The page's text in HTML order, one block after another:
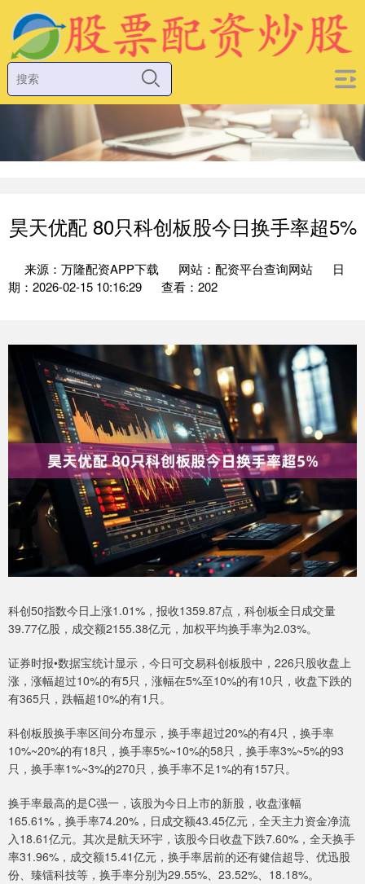
昊天优配 80只科创板股今日换手率超5%
来源：万隆配资APP下载 网站：配资平台查询网站
日
期：2026-02-15 10:16:29
查看：202
科创50指数今日上涨1.01%，报收1359.87点，科创板全日成交量
39.77亿股，成交额2155.38亿元，加权平均换手率为2.03%。
证券时报•数据宝统计显示，今日可交易科创板股中，226只股收盘上
涨，涨幅超过10%的有5只，涨幅在5%至10%的有10只，收盘下跌的
有365只，跌幅超10%的有1只。
科创板股换手率区间分布显示，换手率超过20%的有4只，换手率
10%~20%的有18只，换手率5%~10%的58只，换手率3%~5%的93
只，换手率1%~3%的270只，换手率不足1%的有157只。
换手率最高的是C强一，该股为今日上市的新股，收盘涨幅
165.61%，换手率74.20%，日成交额43.45亿元，全天主力资金净流
入18.61亿元。其次是航天环宇，该股今日收盘下跌7.60%，全天换手
率31.96%，成交额15.41亿元，换手率居前的还有健信超导、优迅股
份、臻镭科技等，换手率分别为29.55%、23.52%、18.18%。